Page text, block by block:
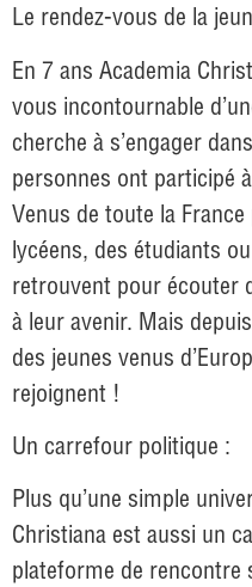
Le rendez-vous de la
En 7 ans Academia
vous incontournable
cherche à s’engager
personnes ont participé
Venus de toute la
lycéens, des étudiants
retrouvent pour écouter
à leur avenir. Mais
des jeunes venus
rejoignent !
Un carrefour politique :
Plus qu’une simple
Christiana est aussi un
plateforme de rencontre